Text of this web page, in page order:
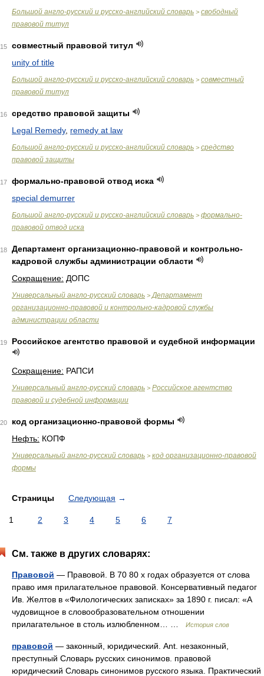
Большой англо-русский и русско-английский словарь > свободный
правовой титул
15
совместный правовой титул
unity of title
Большой англо-русский и русско-английский словарь > совместный
правовой титул
16
средство правовой защиты
Legal Remedy, remedy at law
Большой англо-русский и русско-английский словарь > средство
правовой защиты
17
формально-правовой отвод иска
special demurrer
Большой англо-русский и русско-английский словарь > формально-
правовой отвод иска
18
Департамент организационно-правовой и контрольно-
кадровой службы администрации области
Сокращение: ДОПС
Универсальный англо-русский словарь > Департамент
организационно-правовой и контрольно-кадровой службы
администрации области
19 Российское агентство правовой и судебной информации
Сокращение: РАПСИ
Универсальный англо-русский словарь > Российское агентство
правовой и судебной информации
20
код организационно-правовой формы
Нефть: КОПФ
Универсальный англо-русский словарь > код организационно-правовой
формы
Страницы Следующая →
1 2 3 4 5 6 7
См. также в других словарях:
Правовой — Правовой. В 70 80 х годах образуется от слова
право имя прилагательное правовой. Консервативный педагог
Ив. Желтов в «Филологических записках» за 1890 г. писал: «А
чудовищное в словообразовательном отношении
прилагательное в столь излюбленном… …
История слов
правовой — законный, юридический. Ant. незаконный,
преступный Словарь русских синонимов. правовой
юридический Словарь синонимов русского языка. Практический